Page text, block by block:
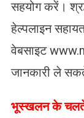
सहयोग करें।
हेल्पलाइन
वेबसाइट
जानकारी ले
भूस्खलन के चलते